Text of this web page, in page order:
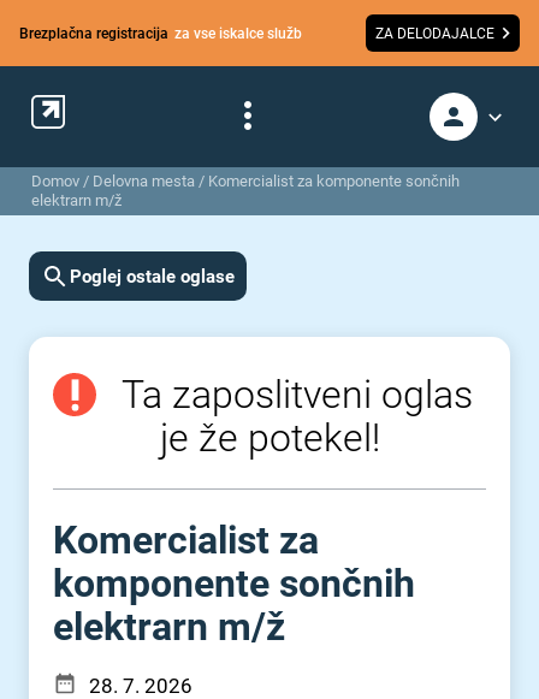
Brezplačna registracija za vse iskalce služb ZA DELODAJALCE
Domov / Delovna mesta / Komercialist za komponente sončnih
elektrarn m/ž
Poglej ostale oglase
Ta zaposlitveni oglas
je že potekel!
Komercialist za
komponente sončnih
elektrarn m⁠/⁠ž
28. 7. 2026